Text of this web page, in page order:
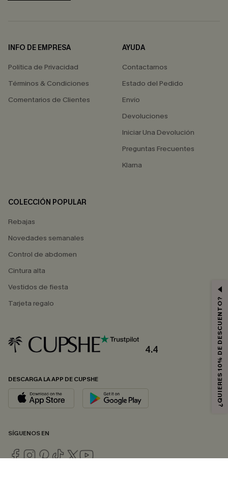
INFO DE EMPRESA
Política de Privacidad
Términos & Condiciones
Comentarios de Clientes
AYUDA
Contactarnos
Estado del Pedido
Envío
Devoluciones
Iniciar Una Devolución
Preguntas Frecuentes
Klarna
COLECCIÓN POPULAR
Rebajas
Novedades semanales
Control de abdomen
Cintura alta
Vestidos de fiesta
Tarjeta regalo
4.4
DESCARGA LA APP DE CUPSHE
SÍGUENOS EN
¿QUIERES 10% DE DESCUENTO?